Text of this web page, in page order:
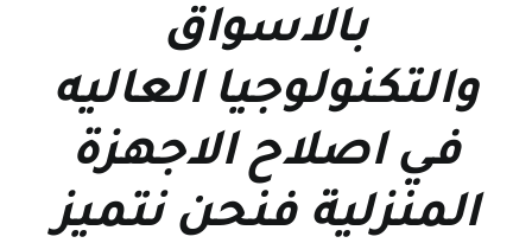
بالاسواق
والتكنولوجيا العاليه
في اصلاح الاجهزة
المنزلية فنحن نتميز